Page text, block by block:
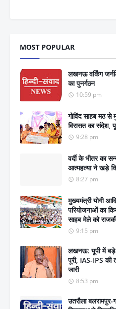
MOST POPULAR
लखनऊ वर्किंग
का पुनर्गठन
10:59 pm
गोविंद साहब मठ से
विरासत का संदेश,
9:28 pm
वर्दी के भीतर का
आत्महत्या ने खड़े
8:27 pm
मुख्यमंत्री योगी
परियोजनाओं का
साहब मेले को
9:15 pm
लखनऊ: यूपी में बड़े
पूरी, IAS-IPS की
जारी
8:53 pm
उतरौला बलरामपुर-